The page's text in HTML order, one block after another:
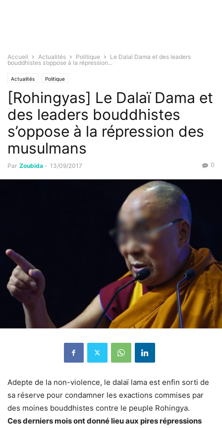
Accueil Actualités Politique
Le Dalaï Dama et des leaders
bouddhistes s’oppose à la répression...
Actualités Politique
[Rohingyas] Le Dalaï Dama et
des leaders bouddhistes
s’oppose à la répression des
musulmans
Par Zoubida - 13/09/2017 0
Adepte de la non-violence, le dalaï lama est enfin sorti de
sa réserve pour condamner les exactions commises par
des moines bouddhistes contre le peuple Rohingya.
Ces derniers mois ont donné lieu aux pires répressions